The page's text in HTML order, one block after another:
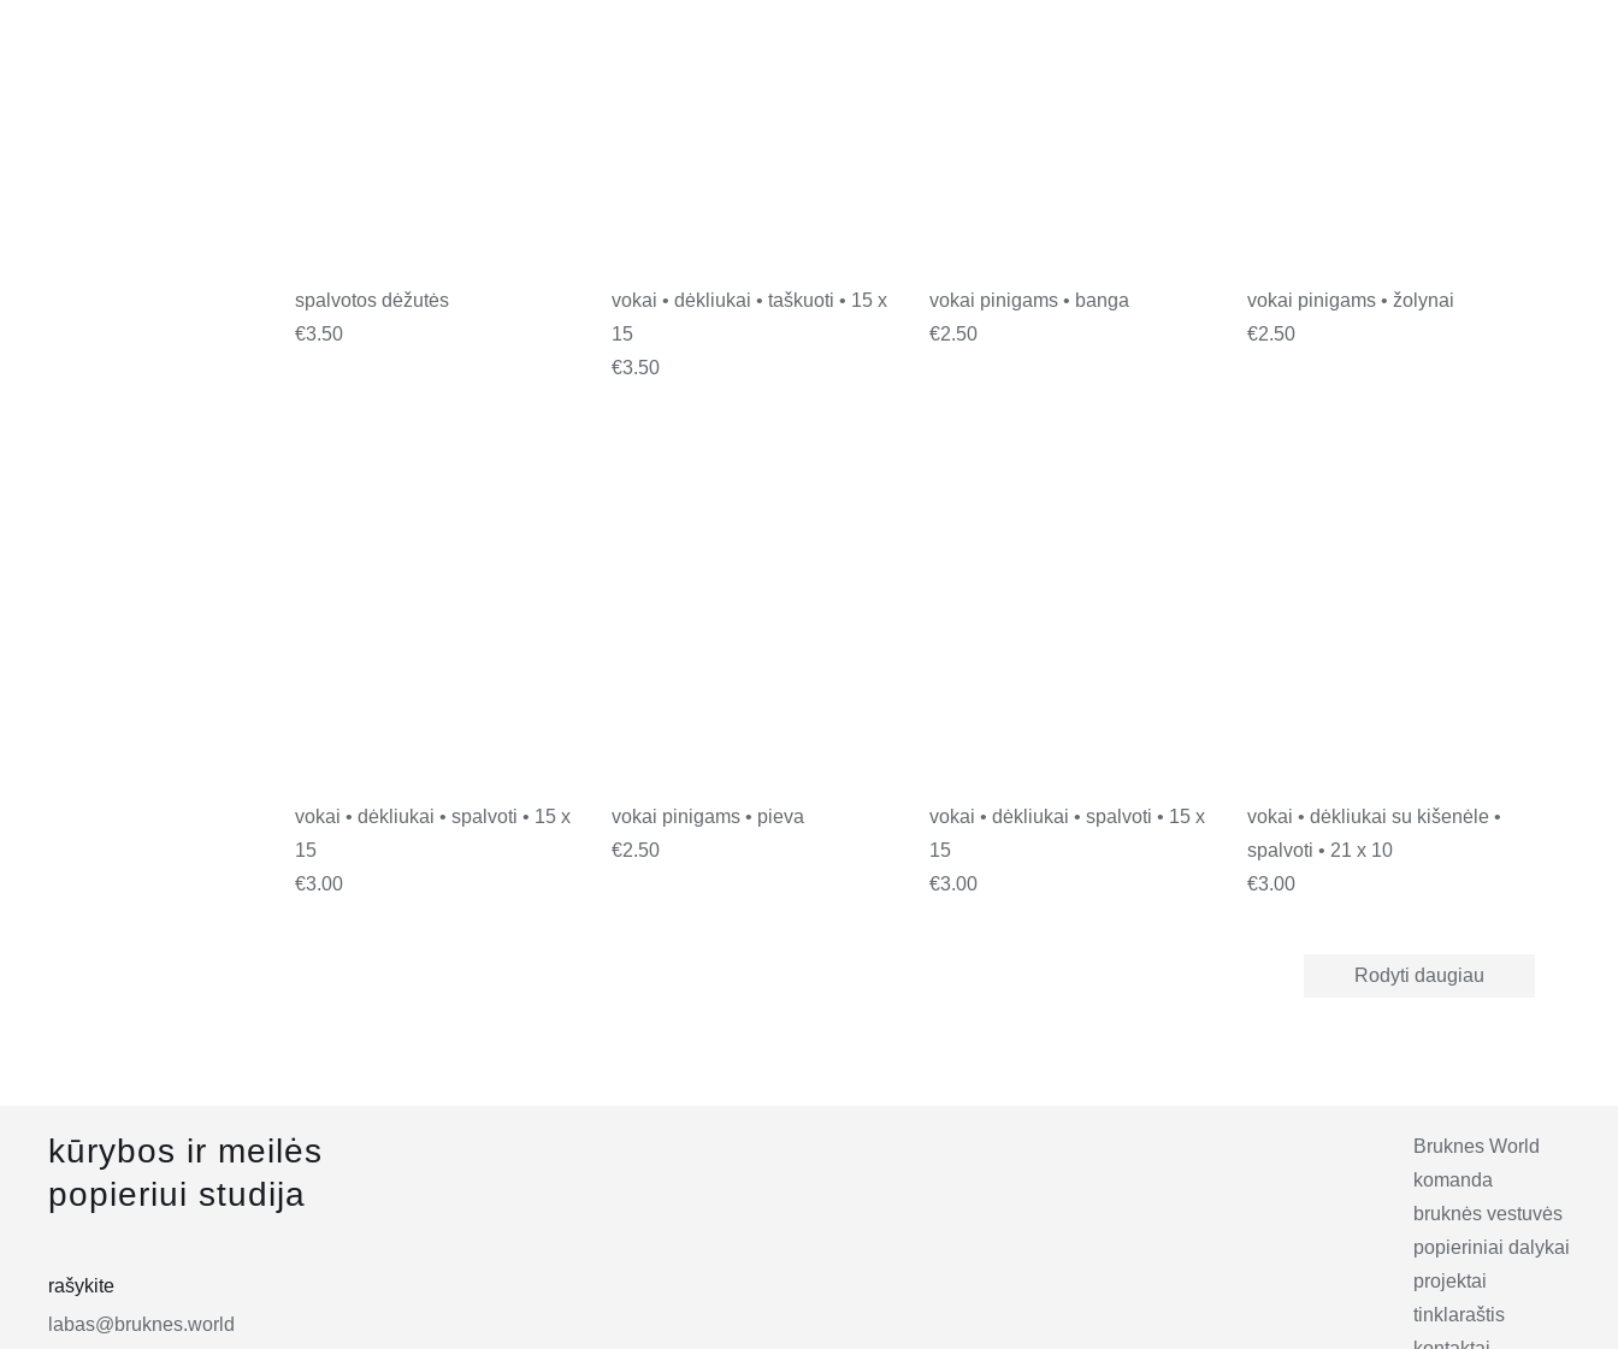
spalvotos dėžutės
€3.50
vokai • dėkliukai • taškuoti • 15 x
15
€3.50
vokai pinigams • banga
€2.50
vokai pinigams • žolynai
€2.50
vokai • dėkliukai • spalvoti • 15 x
15
€3.00
vokai pinigams • pieva
€2.50
vokai • dėkliukai • spalvoti • 15 x
15
€3.00
vokai • dėkliukai su kišenėle •
spalvoti • 21 x 10
€3.00
Rodyti daugiau
kūrybos ir meilės
popieriui studija
rašykite
labas@bruknes.world
Bruknes World
komanda
bruknės vestuvės
popieriniai dalykai
projektai
tinklaraštis